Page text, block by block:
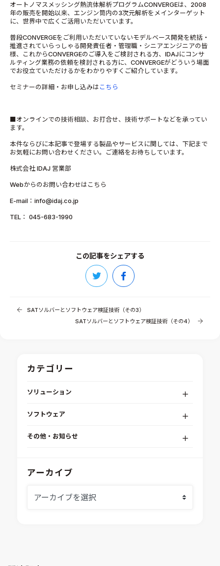
オートノマスメッシング熱流体解析プログラムCONVERGEは、2008
年の販売を開始以来、エンジン筒内の3次元解析をメインターゲット
に、世界中で広くご活用いただいています。
普段CONVERGEをご利用いただいていないモデルベース開発を統括・
推進されていらっしゃる開発責任者・管理職・シニアエンジニアの皆
様、これからCONVERGEのご導入をご検討される方、IDAJにコンサ
ルティング業務の依頼を検討される方に、CONVERGEがどういう場面
でお役立ていただけるかをわかりやすくご紹介しています。
セミナーの詳細・お申し込みは こちら
■オンラインでの技術相談、お打合せ、技術サポートなどを承ってい
ます。
本件ならびに本記事で登場する製品やサービスに関しては、下記まで
お気軽にお問い合わせください。ご連絡をお待ちしています。
株式会社 IDAJ 営業部
Webからのお問い合わせはこちら
E-mail：info@idaj.co.jp
TEL： 045-683-1990
この記事をシェアする
SATソルバーとソフトウェア検証技術（その3）
SATソルバーとソフトウェア検証技術（その4）
カテゴリー
ソリューション
組込みソフトウェア開発プラットフォーム
システムシミュレーション
ソフトウェア
modeFRONTIER
Ansys SCADE
その他・お知らせ
IDAJからのお知らせ
アーカイブ